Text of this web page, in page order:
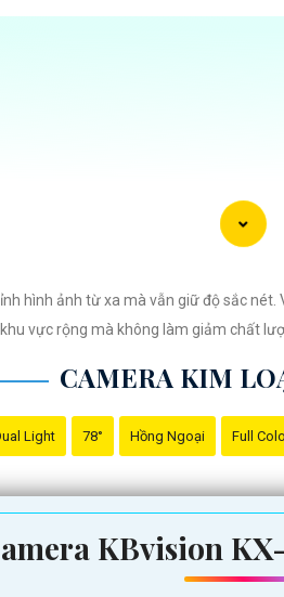
Kim Loại Hình ảnh sắt nét mà bạn có
quả và đáng tin cậy cho ngôi nhà
sát mọi hoạt động xung quanh một
hình ảnh từ xa mà vẫn giữ độ sắc
vực rộng mà không làm giảm chất
CAMERA KIM
Light 78° Hồng Ngoại Full
KBvision